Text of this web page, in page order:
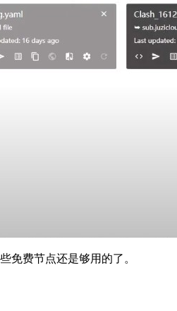
免费节点还是够用的了。